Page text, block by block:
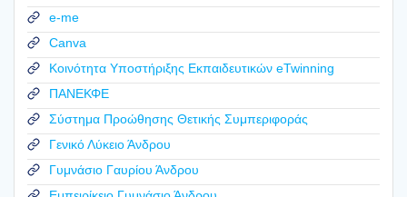
e-me
Canva
Κοινότητα Υποστήριξης Εκπαιδευτικών eTwinning
ΠΑΝΕΚΦΕ
Σύστημα Προώθησης Θετικής Συμπεριφοράς
Γενικό Λύκειο Άνδρου
Γυμνάσιο Γαυρίου Άνδρου